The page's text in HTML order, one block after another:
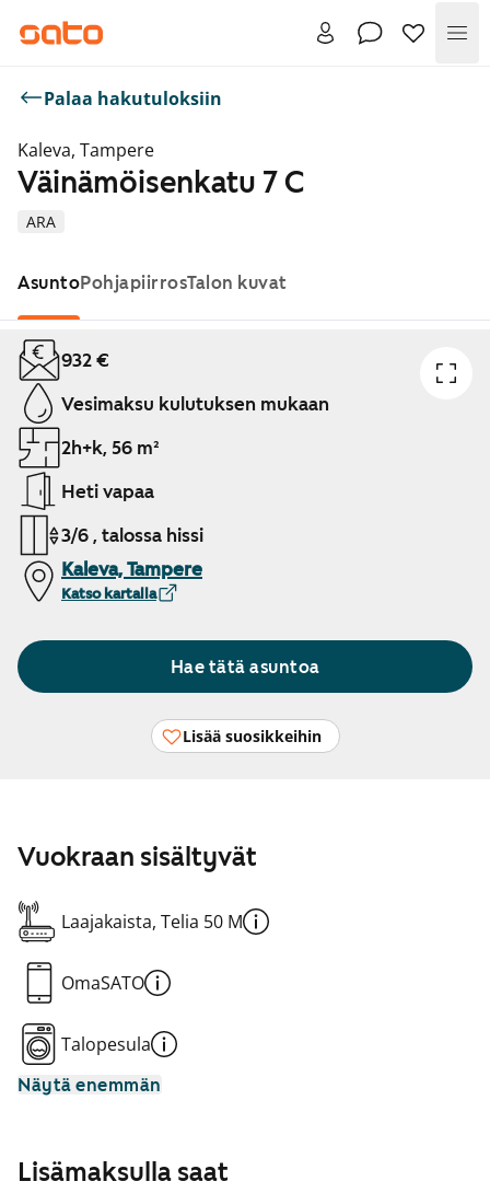
Palaa hakutuloksiin
Kaleva, Tampere
ARA
Väinämöisenkatu 7 C
AsuntoPohjapiirrosTalon kuvat
Näytetään dia 1 / 1
932 €
Vesimaksu kulutuksen mukaan
2h+k, 56 m²
Heti vapaa
3/6 , talossa hissi
Kaleva, Tampere
Katso kartalla
Hae tätä asuntoa
Lisää suosikkeihin
Vuokraan sisältyvät
Laajakaista, Telia 50 M
OmaSATO
Talopesula
Näytä enemmän
Lisämaksulla saat